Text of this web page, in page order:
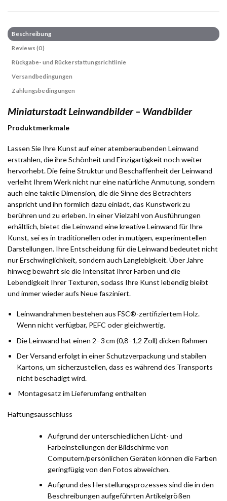
Beschreibung
Reviews (0)
Rückgabe- und Rückerstattungsrichtlinie
Versandbedingungen
Zahlungsbedingungen
Miniaturstadt Leinwandbilder – Wandbilder
Produktmerkmale
Lassen Sie Ihre Kunst auf einer atemberaubenden Leinwand
erstrahlen, die ihre Schönheit und Einzigartigkeit noch weiter
hervorhebt. Die feine Struktur und Beschaffenheit der Leinwand
verleiht Ihrem Werk nicht nur eine natürliche Anmutung, sondern
auch eine taktile Dimension, die die Sinne des Betrachters
anspricht und ihn förmlich dazu einlädt, das Kunstwerk zu
berühren und zu erleben. In einer Vielzahl von Ausführungen
erhältlich, bietet die Leinwand eine kreative Leinwand für Ihre
Kunst, sei es in traditionellen oder in mutigen, experimentellen
Darstellungen. Ihre Entscheidung für die Leinwand bedeutet nicht
nur Erschwinglichkeit, sondern auch Langlebigkeit. Über Jahre
hinweg bewahrt sie die Intensität Ihrer Farben und die
Lebendigkeit Ihrer Texturen, sodass Ihre Kunst lebendig bleibt
und immer wieder aufs Neue fasziniert.
Leinwandrahmen bestehen aus FSC®-zertifiziertem Holz.
Wenn nicht verfügbar, PEFC oder gleichwertig.
Die Leinwand hat einen 2–3 cm (0,8–1,2 Zoll) dicken Rahmen
Der Versand erfolgt in einer Schutzverpackung und stabilen
Kartons, um sicherzustellen, dass es während des Transports
nicht beschädigt wird.
Montagesatz im Lieferumfang enthalten
Haftungsausschluss
Aufgrund der unterschiedlichen Licht- und
Farbeinstellungen der Bildschirme von
Computern/persönlichen Geräten können die Farben
geringfügig von den Fotos abweichen.
Aufgrund des Herstellungsprozesses sind die in den
Beschreibungen aufgeführten Artikelgrößen